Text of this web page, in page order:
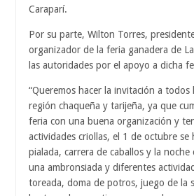
Caraparí.
Por su parte, Wilton Torres,
organizador de la feria ganadera de
las autoridades por el apoyo a dicha
“Queremos hacer la invitación a todos
región chaqueña y tarijeña, ya que
feria con una buena organización y
actividades criollas, el 1 de octubre se
pialada, carrera de caballos y la
una ambronsiada y diferentes
toreada, doma de potros, juego de la